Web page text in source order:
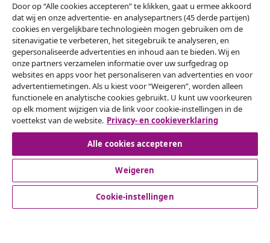
Klantenservice
Zakelijk
vidaXL
Ontdek meer
© 2008-2026 vidaXL www.vidaxl.nl is een website van vidaXL
Door op “Alle cookies accepteren” te klikken, gaat u ermee akkoord
dat wij en onze advertentie- en analysepartners (45 derde partijen)
cookies en vergelijkbare technologieën mogen gebruiken om de
sitenavigatie te verbeteren, het sitegebruik te analyseren, en
gepersonaliseerde advertenties en inhoud aan te bieden. Wij en
onze partners verzamelen informatie over uw surfgedrag op
websites en apps voor het personaliseren van advertenties en voor
advertentiemetingen. Als u kiest voor “Weigeren”, worden alleen
functionele en analytische cookies gebruikt. U kunt uw voorkeuren
op elk moment wijzigen via de link voor cookie-instellingen in de
voettekst van de website. Privacy- en cookieverklaring
Alle cookies accepteren
Weigeren
Cookie-instellingen